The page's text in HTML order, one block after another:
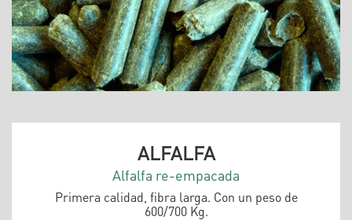
ALFALFA
Alfalfa re-empacada
Primera calidad, fibra larga. Con un peso de
600/700 Kg.